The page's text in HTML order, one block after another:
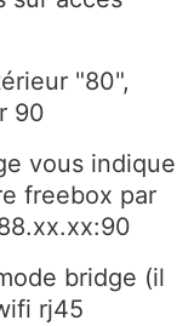
"80",
90
vous indique
freebox par
bridge (il
rj45